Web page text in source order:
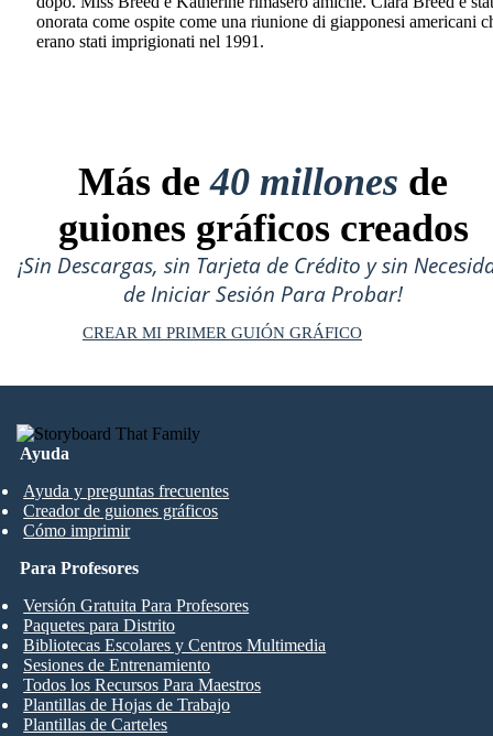
onorata come ospite come una riunione di giapponesi americani
erano stati imprigionati nel 1991.
Más de40 millones de
guiones gráficos creados
¡Sin Descargas, sin Tarjeta de Crédito y sin
de Iniciar Sesión Para Probar!
CREAR MI PRIMER GUIÓN GRÁFICO
Ayuda
Ayuda y preguntas frecuentes
Creador de guiones gráficos
Cómo imprimir
Para Profesores
Versión Gratuita Para Profesores
Paquetes para Distrito
Bibliotecas Escolares y Centros Multimedia
Sesiones de Entrenamiento
Todos los Recursos Para Maestros
Plantillas de Hojas de Trabajo
Plantillas de Carteles